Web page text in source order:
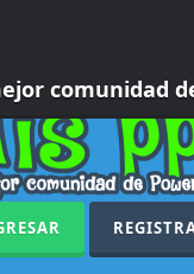
comunidad